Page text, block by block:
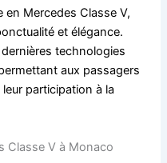
en Mercedes Classe V,
et élégance.
technologies
aux passagers
participation à la
Classe V à Monaco